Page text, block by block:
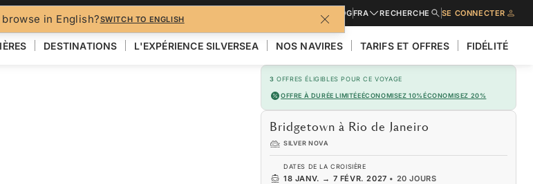
in English?SWITCH TO ENGLISH
BLOGFRA RECHERCHE SE CONNECTER
DESTINATIONS L'EXPÉRIENCE SILVERSEA NOS NAVIRES TARIFS ET OFFRES FIDÉLITÉ
3 OFFRES ÉLIGIBLES POUR CE VOYAGE
OFFRE À DURÉE LIMITÉEÉCONOMISEZ 10%ÉCONOMISEZ 20%
Bridgetown à Rio de Janeiro
SILVER NOVA
DATES DE LA CROISIÈRE
18 JANV. → 7 FÉVR. 2027 • 20 JOURS